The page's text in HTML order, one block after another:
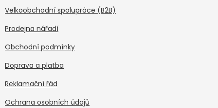
Velkoobchodní spolupráce (B2B)
Prodejna nářadí
Obchodní podmínky
Doprava a platba
Reklamační řád
Ochrana osobních údajů